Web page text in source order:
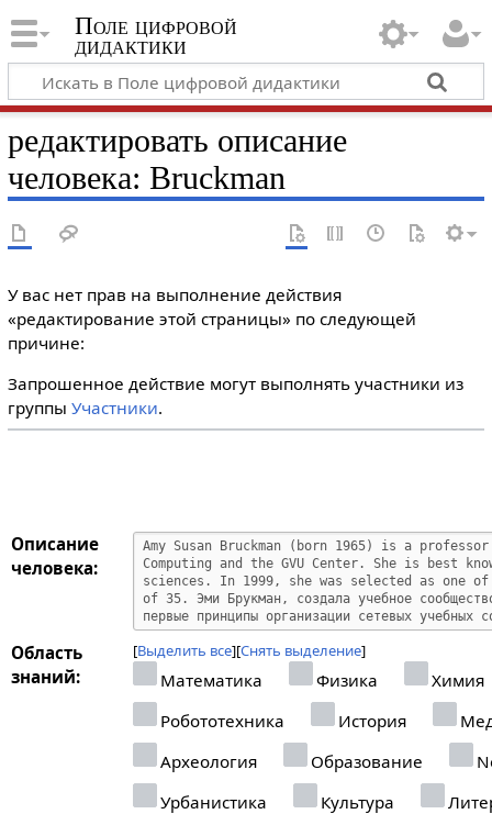
Поле цифровой
дидактики
редактировать описание
человека: Bruckman
У вас нет прав на выполнение действия
«редактирование этой страницы» по следующей
причине:
Запрошенное действие могут выполнять участники из
группы Участники.
Описание
человека:
Область
знаний:
Выделить все Снять выделение
Математика Физика
Химия
Робототехника
История
Археология
Образование
Урбанистика
Культура